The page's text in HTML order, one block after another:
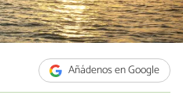
Añádenos en Google